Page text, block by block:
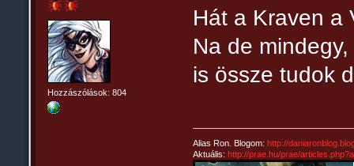
Hozzászólások: 804
Hát a Kraven
Na de
is össze tudok
Alias Ron. Blogom:http://
Aktuális:http://prae.hu/prae/